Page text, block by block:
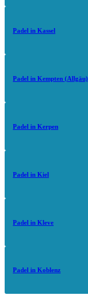
Padel in Kassel
Padel in Kempten (Allgäu)
Padel in Kerpen
Padel in Kiel
Padel in Kleve
Padel in Koblenz